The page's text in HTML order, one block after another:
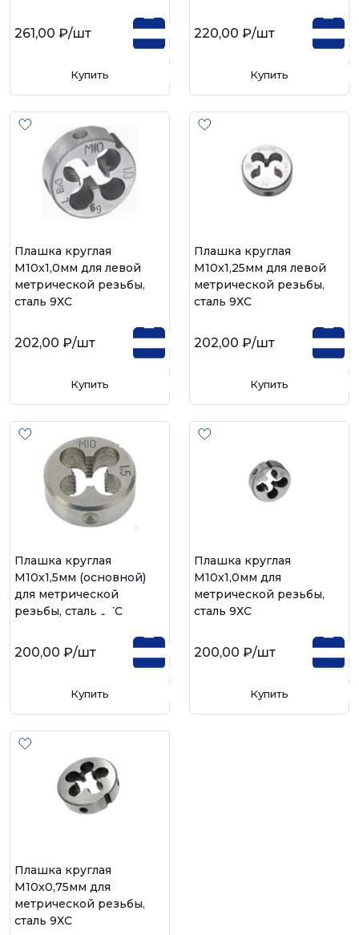
261,00 ₽/шт
Купить
220,00 ₽/шт
Купить
Плашка круглая
М10х1,0мм для левой
метрической резьбы,
сталь 9ХС
202,00 ₽/шт
Купить
Плашка круглая
М10х1,25мм для левой
метрической резьбы,
сталь 9ХС
202,00 ₽/шт
Купить
Плашка круглая
М10х1,5мм (основной)
для метрической
резьбы, сталь 9ХС
200,00 ₽/шт
Купить
Плашка круглая
М10х1,0мм для
метрической резьбы,
сталь 9ХС
200,00 ₽/шт
Купить
Плашка круглая
М10х0,75мм для
метрической резьбы,
сталь 9ХС